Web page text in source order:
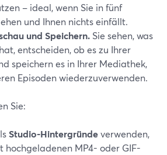
– ideal, wenn Sie in fünf
und Ihnen nichts einfällt.
und Speichern. Sie sehen, was
entscheiden, ob es zu Ihrer
speichern es in Ihrer Mediathek,
Episoden wiederzuverwenden.
Sie:
Studio-Hintergründeverwenden,
hochgeladenen MP4- oder GIF-